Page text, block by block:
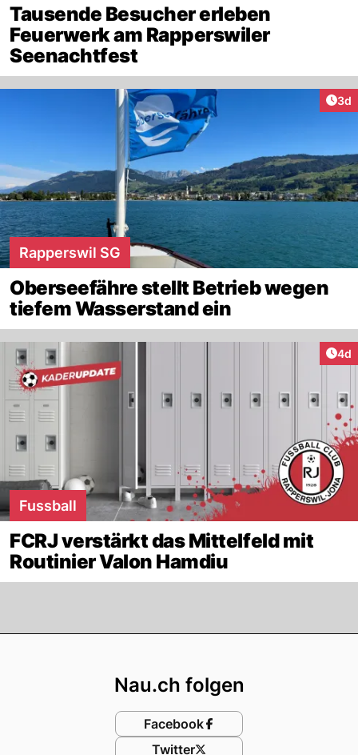
Tausende Besucher erleben
Feuerwerk am Rapperswiler
Seenachtfest
3d
Rapperswil SG
Oberseefähre stellt Betrieb wegen
tiefem Wasserstand ein
4d
Fussball
FCRJ verstärkt das Mittelfeld mit
Routinier Valon Hamdiu
Nau.ch folgen
Facebook
Twitter